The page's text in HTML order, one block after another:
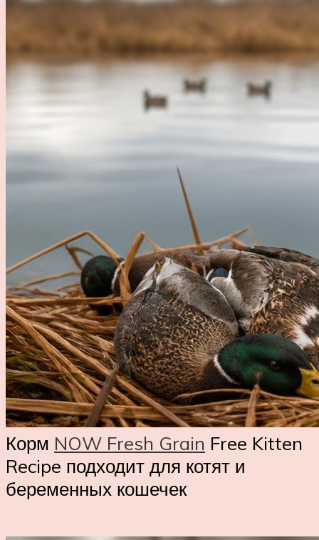
Корм NOW Fresh Grain Free Kitten
Recipe подходит для котят и
беременных кошечек